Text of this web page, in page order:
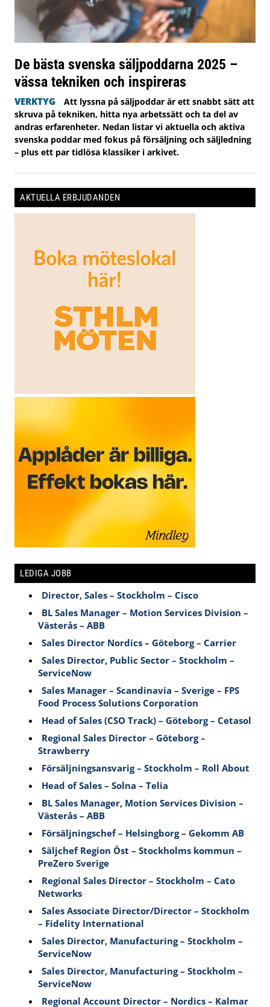
De bästa svenska säljpoddarna 2025 –
vässa tekniken och inspireras
VERKTYG
Att lyssna på säljpoddar är ett snabbt sätt att
skruva på tekniken, hitta nya arbetssätt och ta del av
andras erfarenheter. Nedan listar vi aktuella och aktiva
svenska poddar med fokus på försäljning och säljledning
– plus ett par tidlösa klassiker i arkivet.
AKTUELLA ERBJUDANDEN
LEDIGA JOBB
Director, Sales – Stockholm – Cisco
BL Sales Manager – Motion Services Division –
Västerås – ABB
Sales Director Nordics – Göteborg – Carrier
Sales Director, Public Sector – Stockholm –
ServiceNow
Sales Manager – Scandinavia – Sverige – FPS
Food Process Solutions Corporation
Head of Sales (CSO Track) – Göteborg – Cetasol
Regional Sales Director – Göteborg –
Strawberry
Försäljningsansvarig – Stockholm – Roll About
Head of Sales – Solna – Telia
BL Sales Manager, Motion Services Division –
Västerås – ABB
Försäljningschef – Helsingborg – Gekomm AB
Säljchef Region Öst – Stockholms kommun –
PreZero Sverige
Regional Sales Director – Stockholm – Cato
Networks
Sales Associate Director/Director – Stockholm
– Fidelity International
Sales Director, Manufacturing – Stockholm –
ServiceNow
Sales Director, Manufacturing – Stockholm –
ServiceNow
Regional Account Director – Nordics – Kalmar